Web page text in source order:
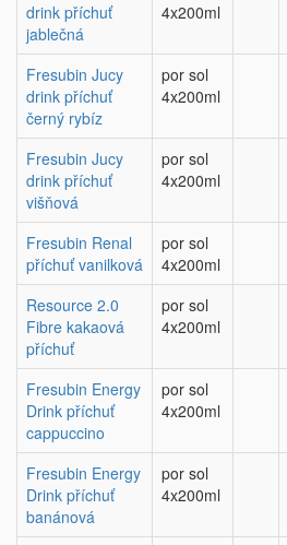
drink příchuť
jablečná
4x200ml
Fresubin Jucy
drink příchuť
černý rybíz
por sol
4x200ml
Fresubin Jucy
drink příchuť
višňová
por sol
4x200ml
Fresubin Renal
příchuť vanilková
por sol
4x200ml
Resource 2.0
Fibre kakaová
příchuť
por sol
4x200ml
Fresubin Energy
Drink příchuť
cappuccino
por sol
4x200ml
Fresubin Energy
Drink příchuť
banánová
por sol
4x200ml